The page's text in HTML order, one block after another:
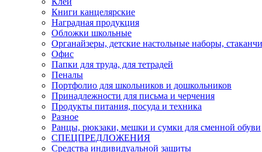
Книги канцелярские
Наградная продукция
Обложки школьные
Органайзеры, детские настольные наборы,
Офис
Папки для труда, для тетрадей
Пеналы
Портфолио для школьников и дошкольников
Принадлежности для письма и черчения
Продукты питания, посуда и техника
Разное
Ранцы, рюкзаки, мешки и сумки для сменной обуви
СПЕЦПРЕДЛОЖЕНИЯ
Средства индивидуальной защиты